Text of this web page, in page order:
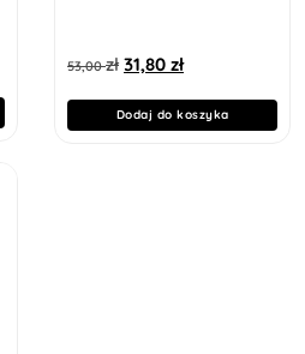
53,00zł 31,80 zł
Dodaj do koszyka